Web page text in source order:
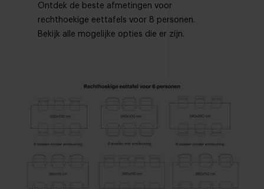
Ontdek de beste afmetingen voor
rechthoekige eettafels voor 8 personen.
Bekijk alle mogelijke opties die er zijn.